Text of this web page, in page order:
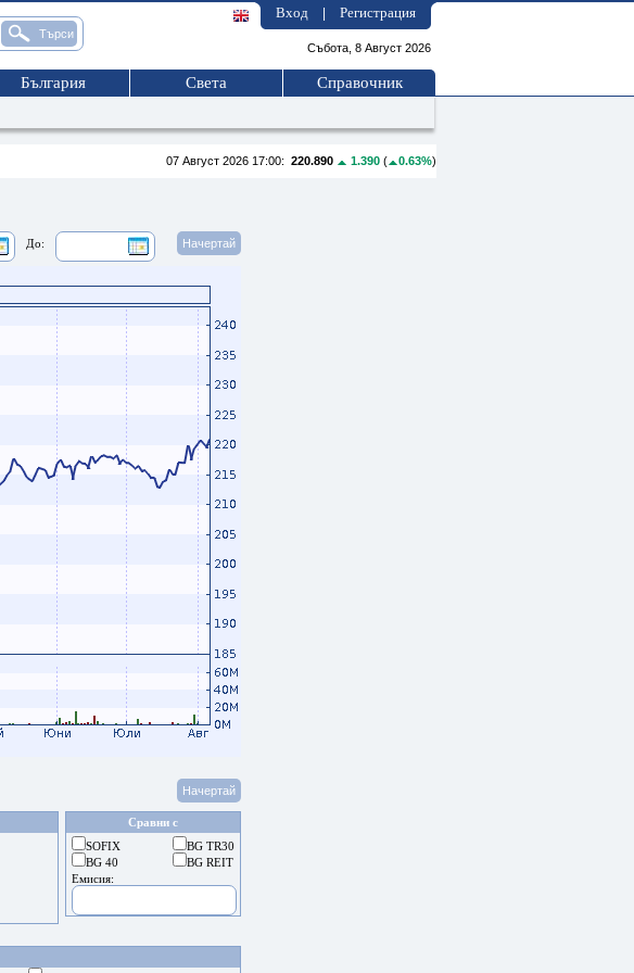
Вход Регистрация
Събота, 8 Август 2026
България Света Справочник
07 Август 2026 17:00: 220.890 1.390 ( 0.63%)
До:
Сравни с
BG TR30
BG REIT
SOFIX
BG 40
Емисия: